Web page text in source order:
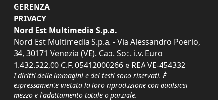
GERENZA
PRIVACY
Nord Est Multimedia S.p.a.
Nord Est Multimedia S.p.a. - Via Alessandro Poerio,
34, 30171 Venezia (VE). Cap. Soc. i.v. Euro
1.432.522,00 C.F. 05412000266 e REA VE-454332
I diritti delle immagini e dei testi sono riservati. È
espressamente vietata la loro riproduzione con qualsiasi
mezzo e l'adattamento totale o parziale.